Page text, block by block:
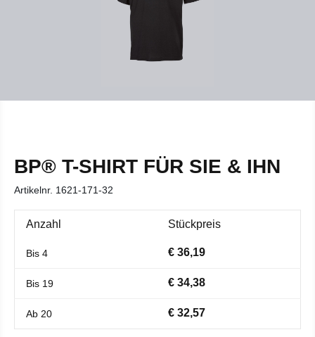
BP® T-SHIRT FÜR SIE & IHN
Artikelnr. 1621-171-32
Anzahl Stückpreis
Bis 4 € 36,19
Bis 19 € 34,38
Ab 20 € 32,57